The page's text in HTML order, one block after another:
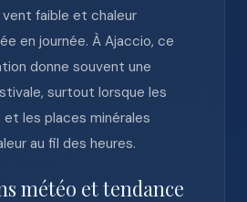
faible et chaleur
en journée. À Ajaccio, ce
donne souvent une
surtout lorsque les
et les places minérales
au fil des heures.
météo et tendance